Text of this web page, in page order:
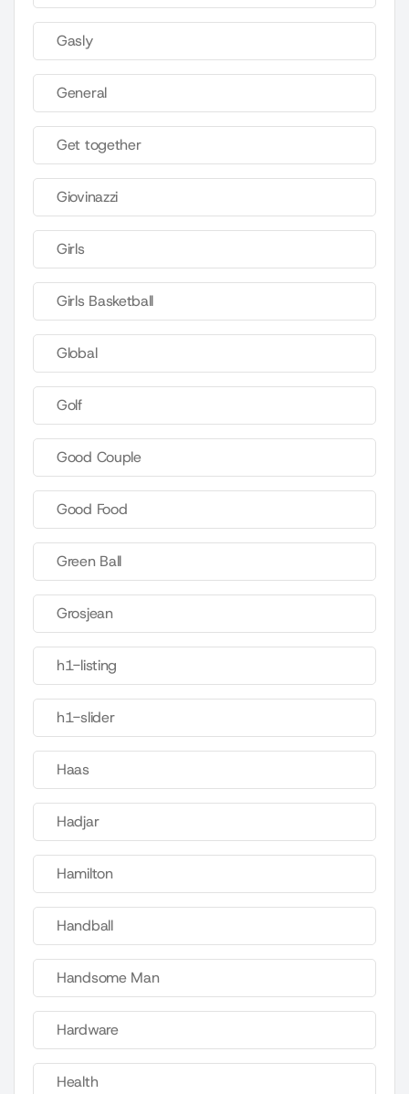
Gasly
General
Get together
Giovinazzi
Girls
Girls Basketball
Global
Golf
Good Couple
Good Food
Green Ball
Grosjean
h1-listing
h1-slider
Haas
Hadjar
Hamilton
Handball
Handsome Man
Hardware
Health